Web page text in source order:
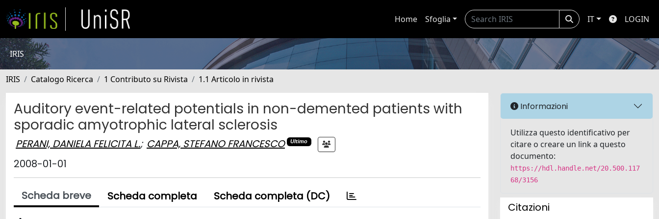
Home Sfoglia IT LOGIN
IRIS
IRIS Catalogo Ricerca 1 Contributo su Rivista 1.1 Articolo in rivista
Auditory event-related potentials in non-demented patients with
sporadic amyotrophic lateral sclerosis
PERANI, DANIELA FELICITA L.; CAPPA, STEFANO FRANCESCO Ultimo
2008-01-01
Scheda breve Scheda completa Scheda completa (DC)
Informazioni
Utilizza questo identificativo per
citare o creare un link a questo
documento:
https://hdl.handle.net/20.500.117
68/3156
Citazioni